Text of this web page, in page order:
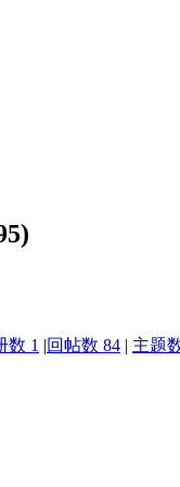
数 1 |回帖数 84 | 主题